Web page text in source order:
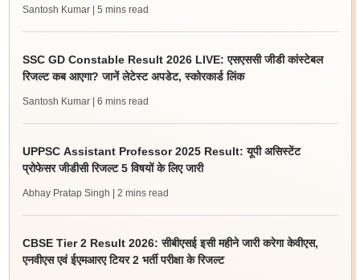
Santosh Kumar | 5 mins read
SSC GD Constable Result 2026 LIVE: एसएससी जीडी कांस्टेबल
रिजल्ट कब आएगा? जानें लेटेस्ट अपडेट, स्कोरकार्ड लिंक
Santosh Kumar | 6 mins read
UPPSC Assistant Professor 2025 Result: यूपी असिस्टेंट
प्रोफेसर जीडीसी रिजल्ट 5 विषयों के लिए जारी
Abhay Pratap Singh | 2 mins read
CBSE Tier 2 Result 2026: सीबीएसई इसी महीने जारी करेगा केवीएस,
एनवीएस एवं ईएमआरए टियर 2 भर्ती परीक्षा के रिजल्ट